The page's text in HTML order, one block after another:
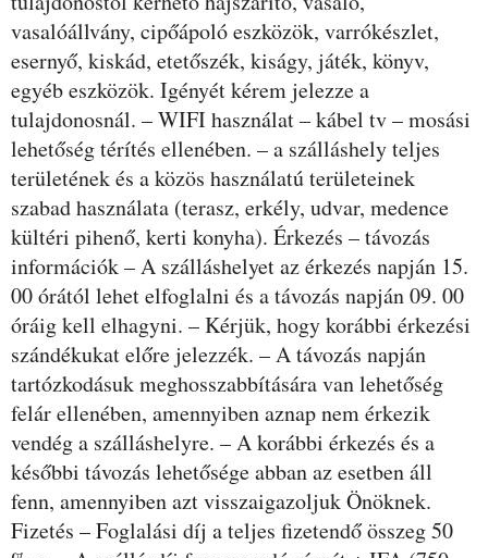
vasalóállvány, cipőápoló eszközök, varrókészlet,
esernyő, kiskád, etetőszék, kiságy, játék, könyv,
egyéb eszközök. Igényét kérem jelezze a
tulajdonosnál. – WIFI használat – kábel tv – mosási
lehetőség térítés ellenében. – a szálláshely teljes
területének és a közös használatú területeinek
szabad használata (terasz, erkély, udvar, medence
kültéri pihenő, kerti konyha). Érkezés – távozás
információk – A szálláshelyet az érkezés napján 15.
00 órától lehet elfoglalni és a távozás napján 09. 00
óráig kell elhagyni. – Kérjük, hogy korábbi érkezési
szándékukat előre jelezzék. – A távozás napján
tartózkodásuk meghosszabbítására van lehetőség
felár ellenében, amennyiben aznap nem érkezik
vendég a szálláshelyre. – A korábbi érkezés és a
későbbi távozás lehetősége abban az esetben áll
fenn, amennyiben azt visszaigazoljuk Önöknek.
Fizetés – Foglalási díj a teljes fizetendő összeg 50